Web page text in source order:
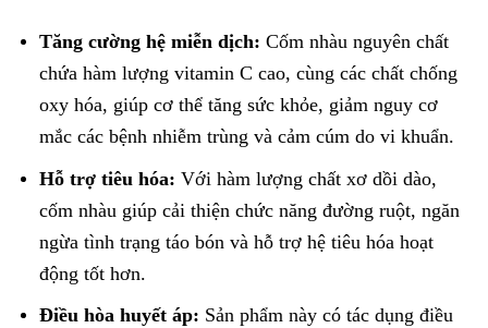
Tăng cường hệ miễn dịch: Cốm nhàu nguyên chất
chứa hàm lượng vitamin C cao, cùng các chất chống
oxy hóa, giúp cơ thể tăng sức khỏe, giảm nguy cơ
mắc các bệnh nhiễm trùng và cảm cúm do vi khuẩn.
Hỗ trợ tiêu hóa: Với hàm lượng chất xơ dồi dào,
cốm nhàu giúp cải thiện chức năng đường ruột, ngăn
ngừa tình trạng táo bón và hỗ trợ hệ tiêu hóa hoạt
động tốt hơn.
Điều hòa huyết áp: Sản phẩm này có tác dụng điều